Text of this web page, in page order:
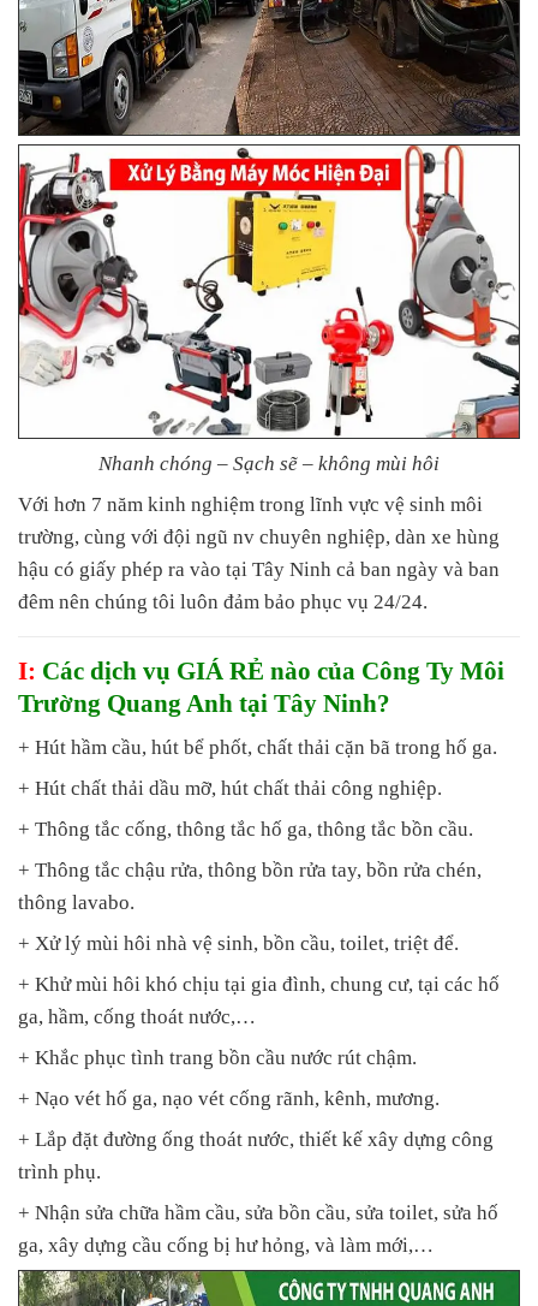
Nhanh chóng – Sạch sẽ – không mùi hôi
Với hơn 7 năm kinh nghiệm trong lĩnh vực vệ sinh môi
trường, cùng với đội ngũ nv chuyên nghiệp, dàn xe hùng
hậu có giấy phép ra vào tại Tây Ninh cả ban ngày và ban
đêm nên chúng tôi luôn đảm bảo phục vụ 24/24.
I: Các dịch vụ GIÁ RẺ nào của Công Ty Môi
Trường Quang Anh tại Tây Ninh?
+ Hút hầm cầu, hút bể phốt, chất thải cặn bã trong hố ga.
+ Hút chất thải dầu mỡ, hút chất thải công nghiệp.
+ Thông tắc cống, thông tắc hố ga, thông tắc bồn cầu.
+ Thông tắc chậu rửa, thông bồn rửa tay, bồn rửa chén,
thông lavabo.
+ Xử lý mùi hôi nhà vệ sinh, bồn cầu, toilet, triệt để.
+ Khử mùi hôi khó chịu tại gia đình, chung cư, tại các hố
ga, hầm, cống thoát nước,…
+ Khắc phục tình trang bồn cầu nước rút chậm.
+ Nạo vét hố ga, nạo vét cống rãnh, kênh, mương.
+ Lắp đặt đường ống thoát nước, thiết kế xây dựng công
trình phụ.
+ Nhận sửa chữa hầm cầu, sửa bồn cầu, sửa toilet, sửa hố
ga, xây dựng cầu cống bị hư hỏng, và làm mới,…